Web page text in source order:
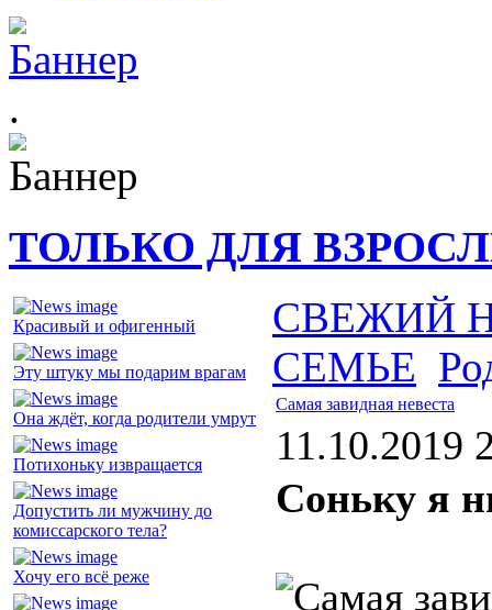
.
ТОЛЬКО ДЛЯ
Красивый и офигенный
Эту штуку мы подарим врагам
Она ждёт, когда родители умрут
Потихоньку извращается
Допустить ли мужчину до
комиссарского тела?
Хочу его всё реже
СВЕЖИЙ
СЕМЬЕ
Самая завидная невеста
11.10.2019
Соньку я